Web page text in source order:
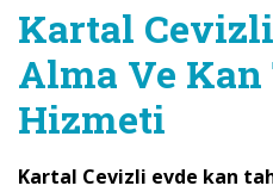
Kartal
Alma Ve
Hizmeti
Kartal Cevizli evde kan